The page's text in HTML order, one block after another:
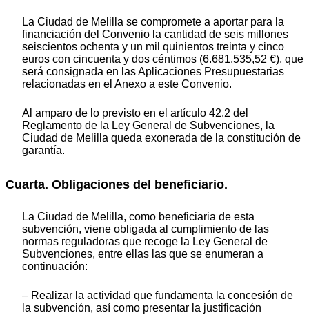
La Ciudad de Melilla se compromete a aportar para la
financiación del Convenio la cantidad de seis millones
seiscientos ochenta y un mil quinientos treinta y cinco
euros con cincuenta y dos céntimos (6.681.535,52 €), que
será consignada en las Aplicaciones Presupuestarias
relacionadas en el Anexo a este Convenio.
Al amparo de lo previsto en el artículo 42.2 del
Reglamento de la Ley General de Subvenciones, la
Ciudad de Melilla queda exonerada de la constitución de
garantía.
Cuarta. Obligaciones del beneficiario.
La Ciudad de Melilla, como beneficiaria de esta
subvención, viene obligada al cumplimiento de las
normas reguladoras que recoge la Ley General de
Subvenciones, entre ellas las que se enumeran a
continuación:
– Realizar la actividad que fundamenta la concesión de
la subvención, así como presentar la justificación